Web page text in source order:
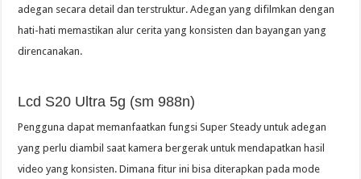
adegan secara detail dan terstruktur. Adegan yang difilmkan dengan
hati-hati memastikan alur cerita yang konsisten dan bayangan yang
direncanakan.
Lcd S20 Ultra 5g (sm 988n)
Pengguna dapat memanfaatkan fungsi Super Steady untuk adegan
yang perlu diambil saat kamera bergerak untuk mendapatkan hasil
video yang konsisten. Dimana fitur ini bisa diterapkan pada mode